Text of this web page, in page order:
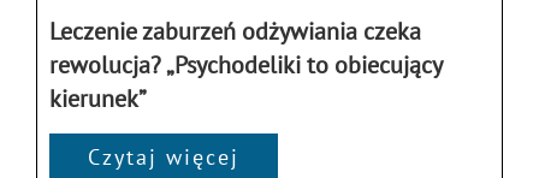
Leczenie zaburzeń odżywiania czeka
rewolucja? „Psychodeliki to obiecujący
kierunek”
Czytaj więcej